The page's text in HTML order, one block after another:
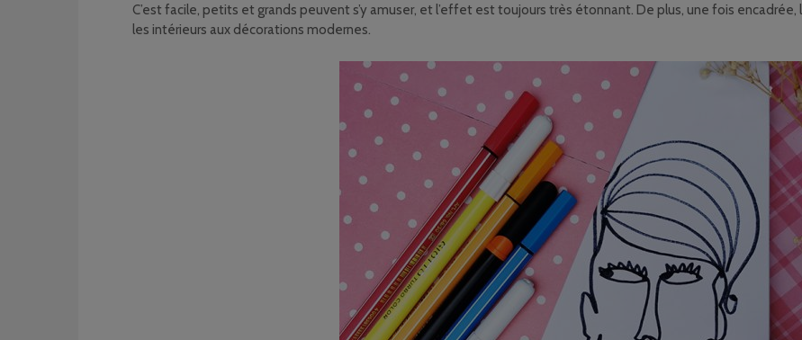
C’est facile, petits et grands peuvent s’y amuser, et l’effet est toujours très étonnant. De plus, une fois
les intérieurs aux décorations modernes.